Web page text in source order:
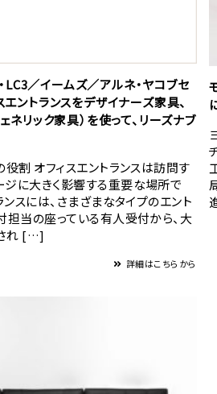
LC3／イームズ／アルネ・ヤコブセ
ントランスをデザイナーズ家具、
ネリック家具）を使って、リーズナブ
役割 オフィスエントランスは訪問す
に大きく影響する重要な場所で
ンスには、さまざまなタイプのエント
担当の座っている有人受付から、大
れ […]
詳細はこちらから